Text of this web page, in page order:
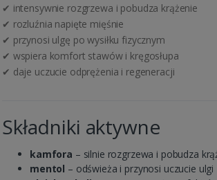
✔ intensywnie rozgrzewa i pobudza krążenie
✔ rozluźnia napięte mięśnie
✔ przynosi ulgę po wysiłku fizycznym
✔ wspiera komfort stawów i kręgosłupa
✔ daje uczucie odprężenia i regeneracji
Składniki aktywne
kamfora – silnie rozgrzewa i pobudza
mentol – odświeża i przynosi uczucie ulgi